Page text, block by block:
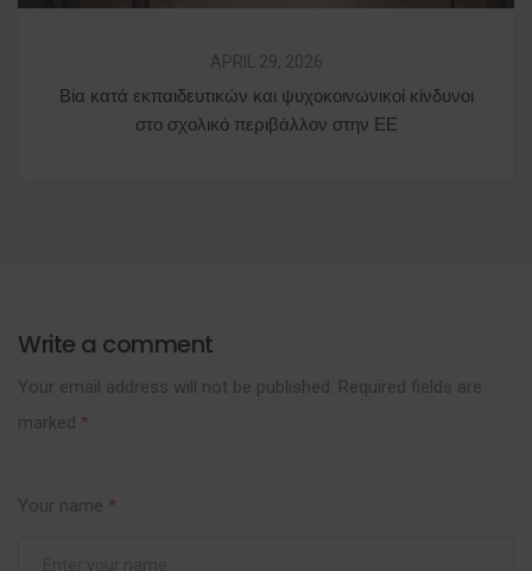
APRIL 29, 2026
Βία κατά εκπαιδευτικών και ψυχοκοινωνικοί κίνδυνοι
στο σχολικό περιβάλλον στην ΕΕ
Write a comment
Your email address will not be published. Required fields are
marked *
Your name *